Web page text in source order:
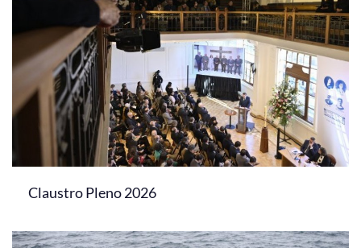
Claustro Pleno 2026